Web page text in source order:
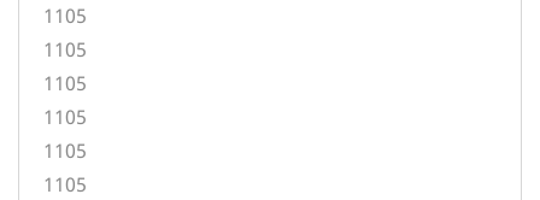
1105
1105
1105
1105
1105
1105